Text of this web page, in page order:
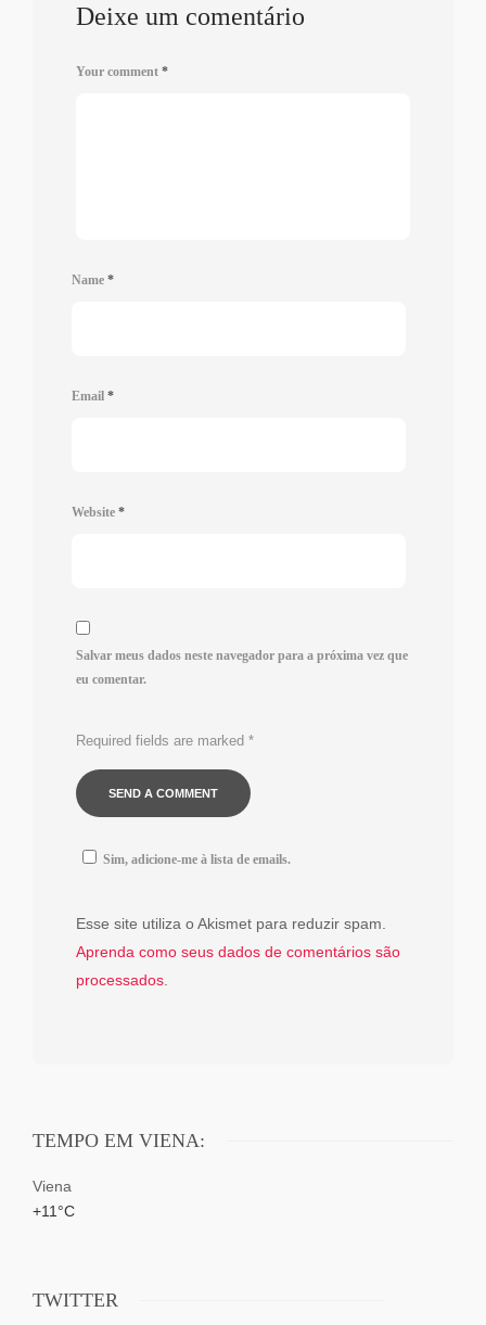
Deixe um comentário
Your comment *
Name *
Email *
Website *
Salvar meus dados neste navegador para a próxima vez que
eu comentar.
Required fields are marked *
Sim, adicione-me à lista de emails.
Esse site utiliza o Akismet para reduzir spam.
Aprenda como seus dados de comentários são
processados
TEMPO EM VIENA:
Viena
+11°C
TWITTER